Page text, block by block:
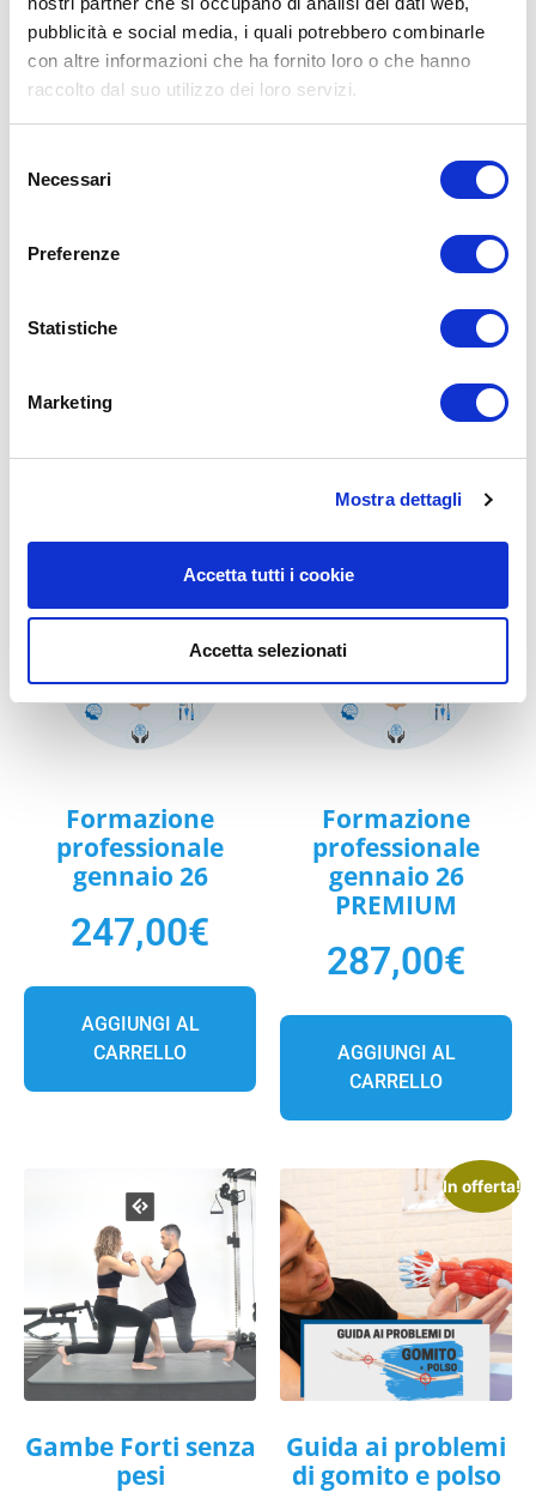
pubblicità e social media, i quali potrebbero combinarle
con altre informazioni che ha fornito loro o che hanno
raccolto dal suo utilizzo dei loro servizi.
delNecessari
Preferenze
Statistiche
Marketing
Mostra dettagli
Accetta tutti i cookie
Accetta selezionati
“Salute della
pavimento
139,00
CARRELLO
Formazione PRO
“Salute della
pavimento
pelvico” [VIP]
497,00€
AGGIUNGI AL
CARRELLO
Formazione
professionale
gennaio 26
247,00€
AGGIUNGI AL
CARRELLO
Formazione
professionale
gennaio 26
PREMIUM
287,00€
AGGIUNGI AL
CARRELLO
Gambe Forti senza
pesi
In offerta!
Guida ai problemi
di gomito e polso